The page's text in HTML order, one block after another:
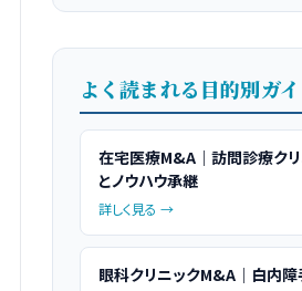
よく読まれる目的別ガ
在宅医療M&A｜訪問診療ク
とノウハウ承継
詳しく見る →
眼科クリニックM&A｜白内障